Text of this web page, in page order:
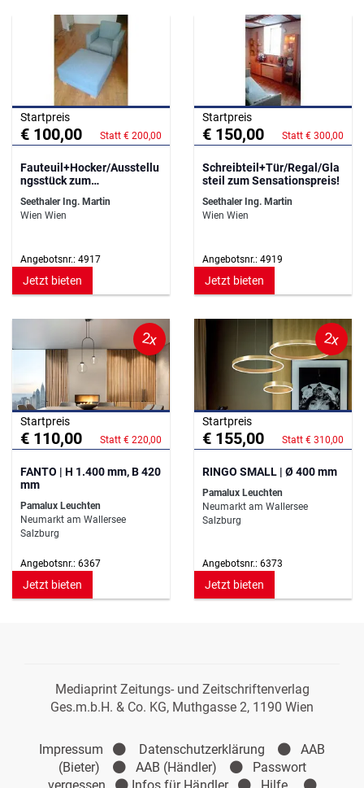
Startpreis
€ 100,00 Statt € 200,00
Fauteuil+Hocker/Ausstellu
ngsstück zum
Seethaler Ing. Martin
Wien Wien
Angebotsnr.: 4917
Jetzt bieten
Startpreis
€ 150,00 Statt € 300,00
Schreibteil+Tür/Regal/Gla
steil zum Sensationspreis!
Seethaler Ing. Martin
Wien Wien
Angebotsnr.: 4919
Jetzt bieten
2x
Startpreis
€ 110,00 Statt € 220,00
FANTO | H 1.400 mm, B 420
mm
Pamalux Leuchten
Neumarkt am Wallersee
Salzburg
Angebotsnr.: 6367
Jetzt bieten
2x
Startpreis
€ 155,00 Statt € 310,00
RINGO SMALL | Ø 400 mm
Pamalux Leuchten
Neumarkt am Wallersee
Salzburg
Angebotsnr.: 6373
Jetzt bieten
Mediaprint Zeitungs- und Zeitschriftenverlag
Ges.m.b.H. & Co. KG, Muthgasse 2, 1190 Wien
Impressum Datenschutzerklärung
AAB
(Bieter)
AAB (Händler)
Passwort
vergessen
Infos für Händler Hilfe